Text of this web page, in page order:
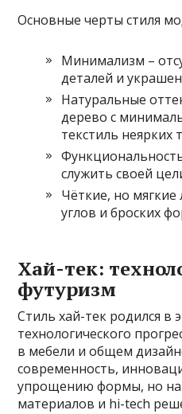
Основные черты стиля
Минимализм –
деталей и
Натуральные
дерево с
текстиль неярких
служить своей
Чёткие, но мягкие
углов и броских
Хай-тек:
футуризм
Стиль хай-тек родился в
технологического
в мебели и общем
современность,
упрощению формы, но на
материалов и hi-tech